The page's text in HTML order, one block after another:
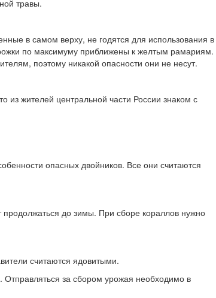
травы.
в самом верху, не годятся для использования в
по максимуму приближены к желтым рамариям.
поэтому никакой опасности они не несут.
из жителей центральной части России знаком с
опасных двойников. Все они считаются
продолжаться до зимы. При сборе кораллов нужно
считаются ядовитыми.
Отправляться за сбором урожая необходимо в